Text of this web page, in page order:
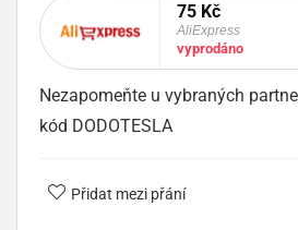
75 Kč
AliExpress
vyprodáno
Nezapomeňte u vybraných
kód DODOTESLA
Přidat mezi přání